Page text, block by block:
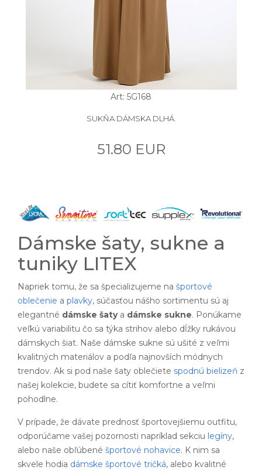
Art: 5G168
SUKŇA DÁMSKA DLHÁ.
51.80 EUR
Dámske šaty, sukne a
tuniky LITEX
Napriek tomu, že sa špecializujeme na športové
oblečenie a plavky, súčasťou nášho sortimentu sú aj
elegantné dámske šatya dámske sukne. Ponúkame
veľkú variabilitu čo sa týka strihov alebo dĺžky rukávou
dámskych šiat. Naše dámske sukne sú ušité z veľmi
kvalitných materiálov a podľa najnovších módnych
trendov. Ak si pod naše šaty oblečiete spodnú bielizeň z
našej kolekcie, budete sa cítiť komfortne a veľmi
pohodlne.
V prípade, že dávate prednosť športovejšiemu outfitu,
odporúčame vašej pozornosti napríklad sekciu legíny,
alebo naše obľúbené športové nohavice. K nim sa
skvele hodia dámske športové tričká, alebo kvalitné